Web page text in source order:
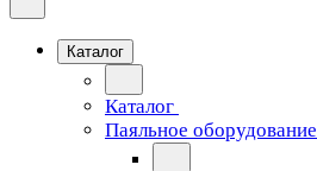
Каталог
Каталог
Паяльное оборудование